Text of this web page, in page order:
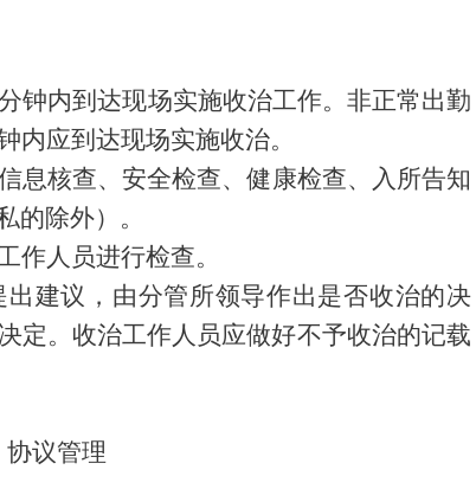
钟内到达现场实施收治工作。非正常出勤
内应到达现场实施收治。
息核查、安全检查、健康检查、入所告知
的除外）。
作人员进行检查。
出建议，由分管所领导作出是否收治的决
定。收治工作人员应做好不予收治的记载
议管理